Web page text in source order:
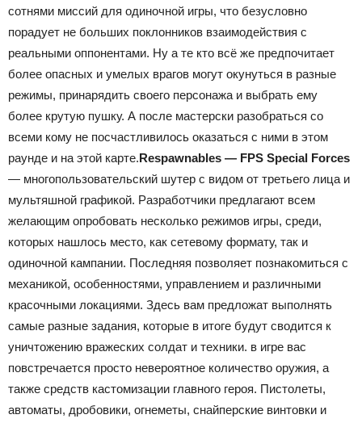
сотнями миссий для одиночной игры, что безусловно
порадует не больших поклонников взаимодействия с
реальными оппонентами. Ну а те кто всё же предпочитает
более опасных и умелых врагов могут окунуться в разные
режимы, принарядить своего персонажа и выбрать ему
более крутую пушку. А после мастерски разобраться со
всеми кому не посчастливилось оказаться с ними в этом
раунде и на этой карте.Respawnables — FPS Special Forces
— многопользовательский шутер с видом от третьего лица и
мультяшной графикой. Разработчики предлагают всем
желающим опробовать несколько режимов игры, среди,
которых нашлось место, как сетевому формату, так и
одиночной кампании. Последняя позволяет познакомиться с
механикой, особенностями, управлением и различными
красочными локациями. Здесь вам предложат выполнять
самые разные задания, которые в итоге будут сводится к
уничтожению вражеских солдат и техники. в игре вас
повстречается просто невероятное количество оружия, а
также средств кастомизации главного героя. Пистолеты,
автоматы, дробовики, огнеметы, снайперские винтовки и